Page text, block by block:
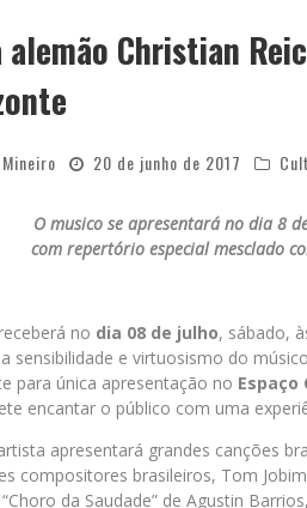
APÓS SAIR DA KONDZILLA, DJ DANNY
Christian
20 de junho de 2017
O musico se apresentará no dia 8
com repertório especial mesclado
no dia 08 de julho, sábado,
sensibilidade e virtuosismo do
para única apresentação no Espaço
encantar o público com uma
apresentará grandes canções
compositores brasileiros, Tom
da Saudade” de Agustin